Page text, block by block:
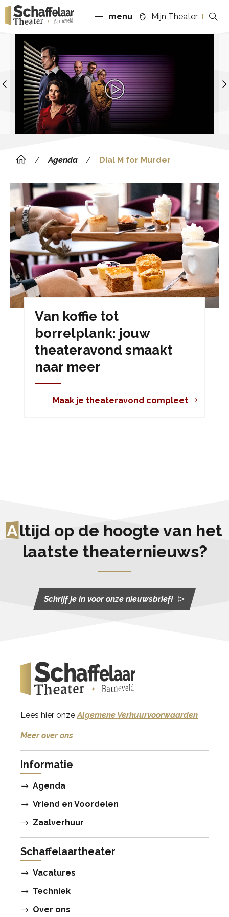
menu Mijn Theater
Previous
Agenda Dial M for Murder
Van koffie tot
borrelplank: jouw
theateravond smaakt
naar meer
Maak je theateravond compleet
Altijd op de hoogte van het
laatste theaternieuws?
Schrijf je in voor onze nieuwsbrief!
Lees hier onze Algemene Verhuurvoorwaarden
Meer over ons
Informatie
Agenda
Vriend en Voordelen
Zaalverhuur
Schaffelaartheater
Vacatures
Techniek
Over ons